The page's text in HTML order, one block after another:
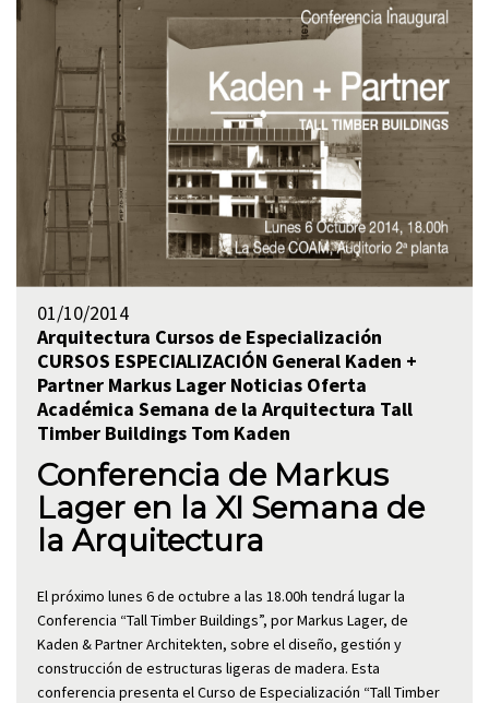
01/10/2014
Arquitectura Cursos de Especialización
CURSOS ESPECIALIZACIÓN General Kaden +
Partner Markus Lager Noticias Oferta
Académica Semana de la Arquitectura Tall
Timber Buildings Tom Kaden
Conferencia de Markus
Lager en la XI Semana de
la Arquitectura
El próximo lunes 6 de octubre a las 18.00h tendrá lugar la
Conferencia “Tall Timber Buildings”, por Markus Lager, de
Kaden & Partner Architekten, sobre el diseño, gestión y
construcción de estructuras ligeras de madera. Esta
conferencia presenta el Curso de Especialización “Tall Timber